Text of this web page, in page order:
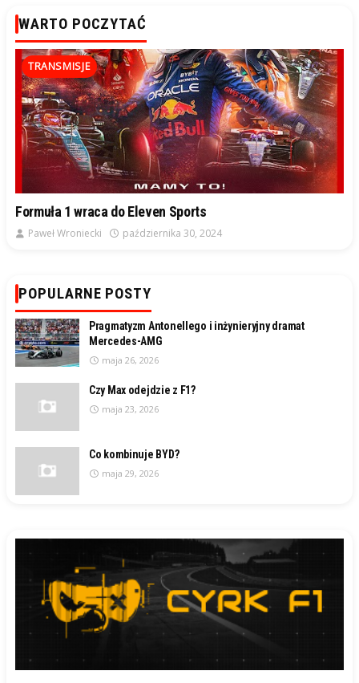
WARTO POCZYTAĆ
TRANSMISJE
Formuła 1 wraca do Eleven Sports
Paweł Wroniecki października 30, 2024
POPULARNE POSTY
Pragmatyzm Antonellego i inżynieryjny dramat
Mercedes-AMG
maja 26, 2026
Czy Max odejdzie z F1?
maja 23, 2026
Co kombinuje BYD?
maja 29, 2026